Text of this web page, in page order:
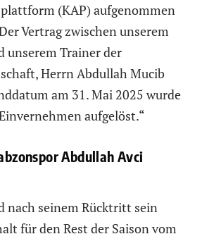
(KAP) aufgenommen
Vertrag zwischen unserem
unserem Trainer der
Herrn Abdullah Mucib
am 31. Mai 2025 wurde
aufgelöst.“
Abdullah Avci
nach seinem Rücktritt sein
für den Rest der Saison vom